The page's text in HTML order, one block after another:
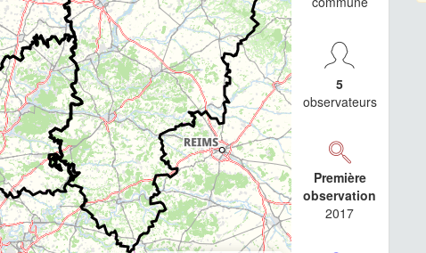
5
observateurs
Première
observation
2017